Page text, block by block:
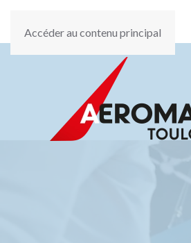
Accéder au contenu principal